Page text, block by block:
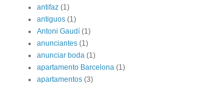
antifaz (1)
antiguos (1)
Antoni Gaudí (1)
anunciantes (1)
anunciar boda (1)
apartamento Barcelona (1)
apartamentos (3)